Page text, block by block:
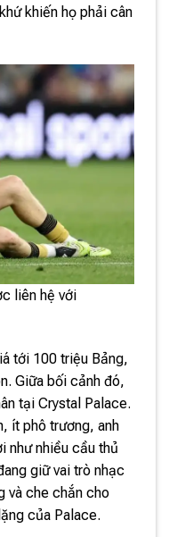
khiến họ phải cân
liên hệ với
tới 100 triệu Bảng,
Giữa bối cảnh đó,
tại Crystal Palace.
ít phô trương, anh
như nhiều cầu thủ
giữ vai trò nhạc
và che chắn cho
của Palace.